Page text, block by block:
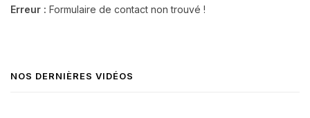
Erreur : Formulaire de contact non trouvé !
NOS DERNIÈRES VIDÉOS